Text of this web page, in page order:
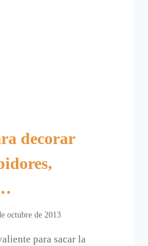
decorar
octubre de 2013
para sacar la